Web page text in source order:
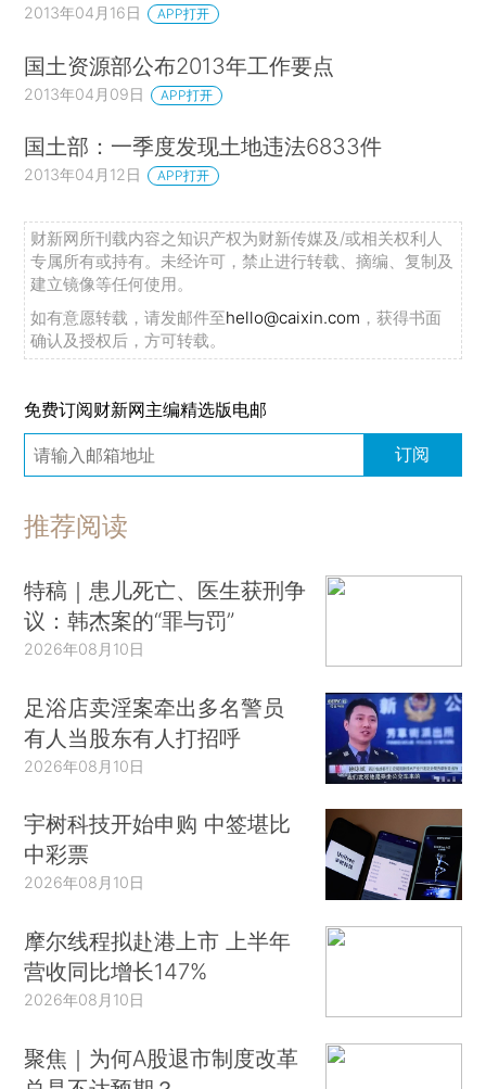
2013年04月16日 APP打开
国土资源部公布2013年工作要点
2013年04月09日 APP打开
国土部：一季度发现土地违法6833件
2013年04月12日 APP打开
财新网所刊载内容之知识产权为财新传媒及/或相关权利人
专属所有或持有。未经许可，禁止进行转载、摘编、复制及
建立镜像等任何使用。
如有意愿转载，请发邮件至hello@caixin.com ，获得书面
确认及授权后，方可转载。
免费订阅财新网主编精选版电邮
订阅
推荐阅读
特稿｜患儿死亡、医生获刑争
议：韩杰案的“罪与罚”
2026年08月10日
足浴店卖淫案牵出多名警员
有人当股东有人打招呼
2026年08月10日
宇树科技开始申购 中签堪比
中彩票
2026年08月10日
摩尔线程拟赴港上市 上半年
营收同比增长147%
2026年08月10日
聚焦｜为何A股退市制度改革